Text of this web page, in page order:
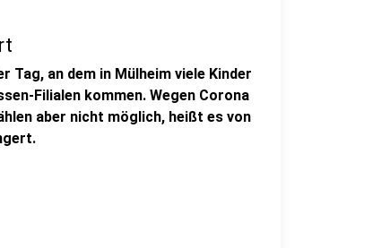
an dem in Mülheim viele Kinder
Filialen kommen. Wegen Corona
aber nicht möglich, heißt es von